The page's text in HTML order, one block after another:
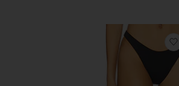
БИКИНИ MAKO